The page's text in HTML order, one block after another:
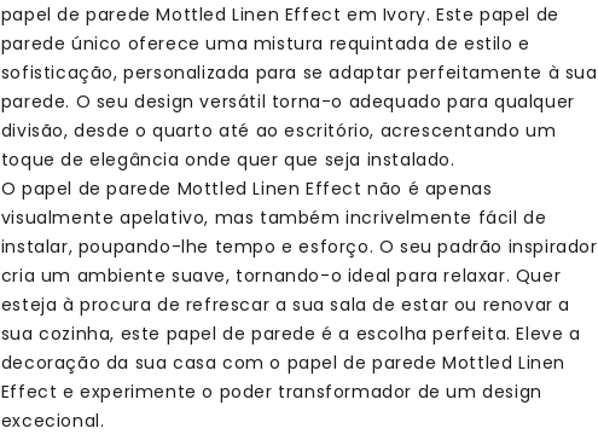
papel de parede Mottled Linen Effect em Ivory. Este papel de
parede único oferece uma mistura requintada de estilo e
sofisticação, personalizada para se adaptar perfeitamente à sua
parede. O seu design versátil torna-o adequado para qualquer
divisão, desde o quarto até ao escritório, acrescentando um
toque de elegância onde quer que seja instalado.
O papel de parede Mottled Linen Effect não é apenas
visualmente apelativo, mas também incrivelmente fácil de
instalar, poupando-lhe tempo e esforço. O seu padrão inspirador
cria um ambiente suave, tornando-o ideal para relaxar. Quer
esteja à procura de refrescar a sua sala de estar ou renovar a
sua cozinha, este papel de parede é a escolha perfeita. Eleve a
decoração da sua casa com o papel de parede Mottled Linen
Effect e experimente o poder transformador de um design
excecional.